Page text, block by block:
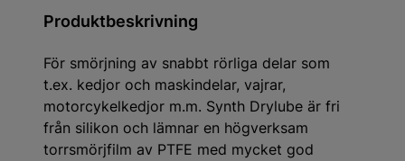
Produktbeskrivning
För smörjning av snabbt rörliga delar som
t.ex. kedjor och maskindelar, vajrar,
motorcykelkedjor m.m. Synth Drylube är fri
från silikon och lämnar en högverksam
torrsmörjfilm av PTFE med mycket god